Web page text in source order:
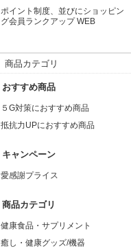
ポイント制度、並びにショッピン
グ会員ランクアップ WEB
商品カテゴリ
おすすめ商品
５G対策におすすめ商品
抵抗力UPにおすすめ商品
キャンペーン
愛感謝プライス
商品カテゴリ
健康食品・サプリメント
癒し・健康グッズ/機器